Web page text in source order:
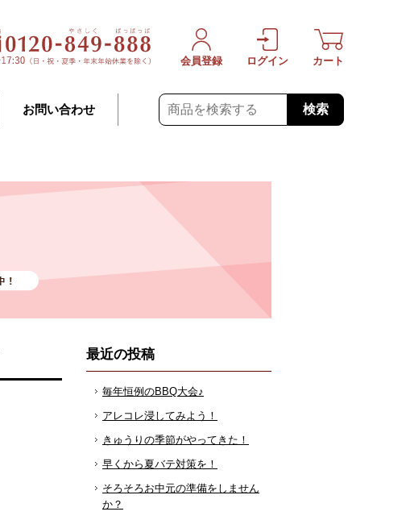
お問い合わせ 検索
会員登録 ログイン カート
最近の投稿
毎年恒例のBBQ大会♪
アレコレ浸してみよう！
きゅうりの季節がやってきた！
早くから夏バテ対策を！
そろそろお中元の準備をしません
か？